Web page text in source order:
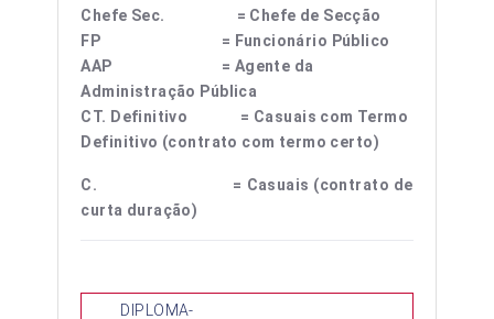
Chefe Sec. = Chefe de Secção
FP = Funcionário Público
AAP = Agente da
Administração Pública
CT. Definitivo = Casuais com Termo
Definitivo (contrato com termo certo)
C. = Casuais (contrato de
curta duração)
DIPLOMA-